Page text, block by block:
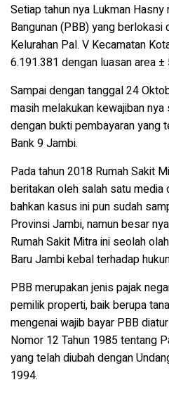
Setiap tahun nya Lukman
Bangunan (PBB) yang berlokasi
Kelurahan Pal. V Kecamatan
6.191.381 dengan luasan area ±
Sampai dengan tanggal 24
masih melakukan kewajiban
dengan bukti pembayaran yang
Bank 9 Jambi.
Pada tahun 2018 Rumah Sakit
beritakan oleh salah satu media
bahkan kasus ini pun sudah
Provinsi Jambi, namun besar
Rumah Sakit Mitra ini seolah
Baru Jambi kebal terhadap
PBB merupakan jenis pajak
pemilik properti, baik berupa
mengenai wajib bayar PBB
Nomor 12 Tahun 1985 tentang
yang telah diubah dengan
1994.